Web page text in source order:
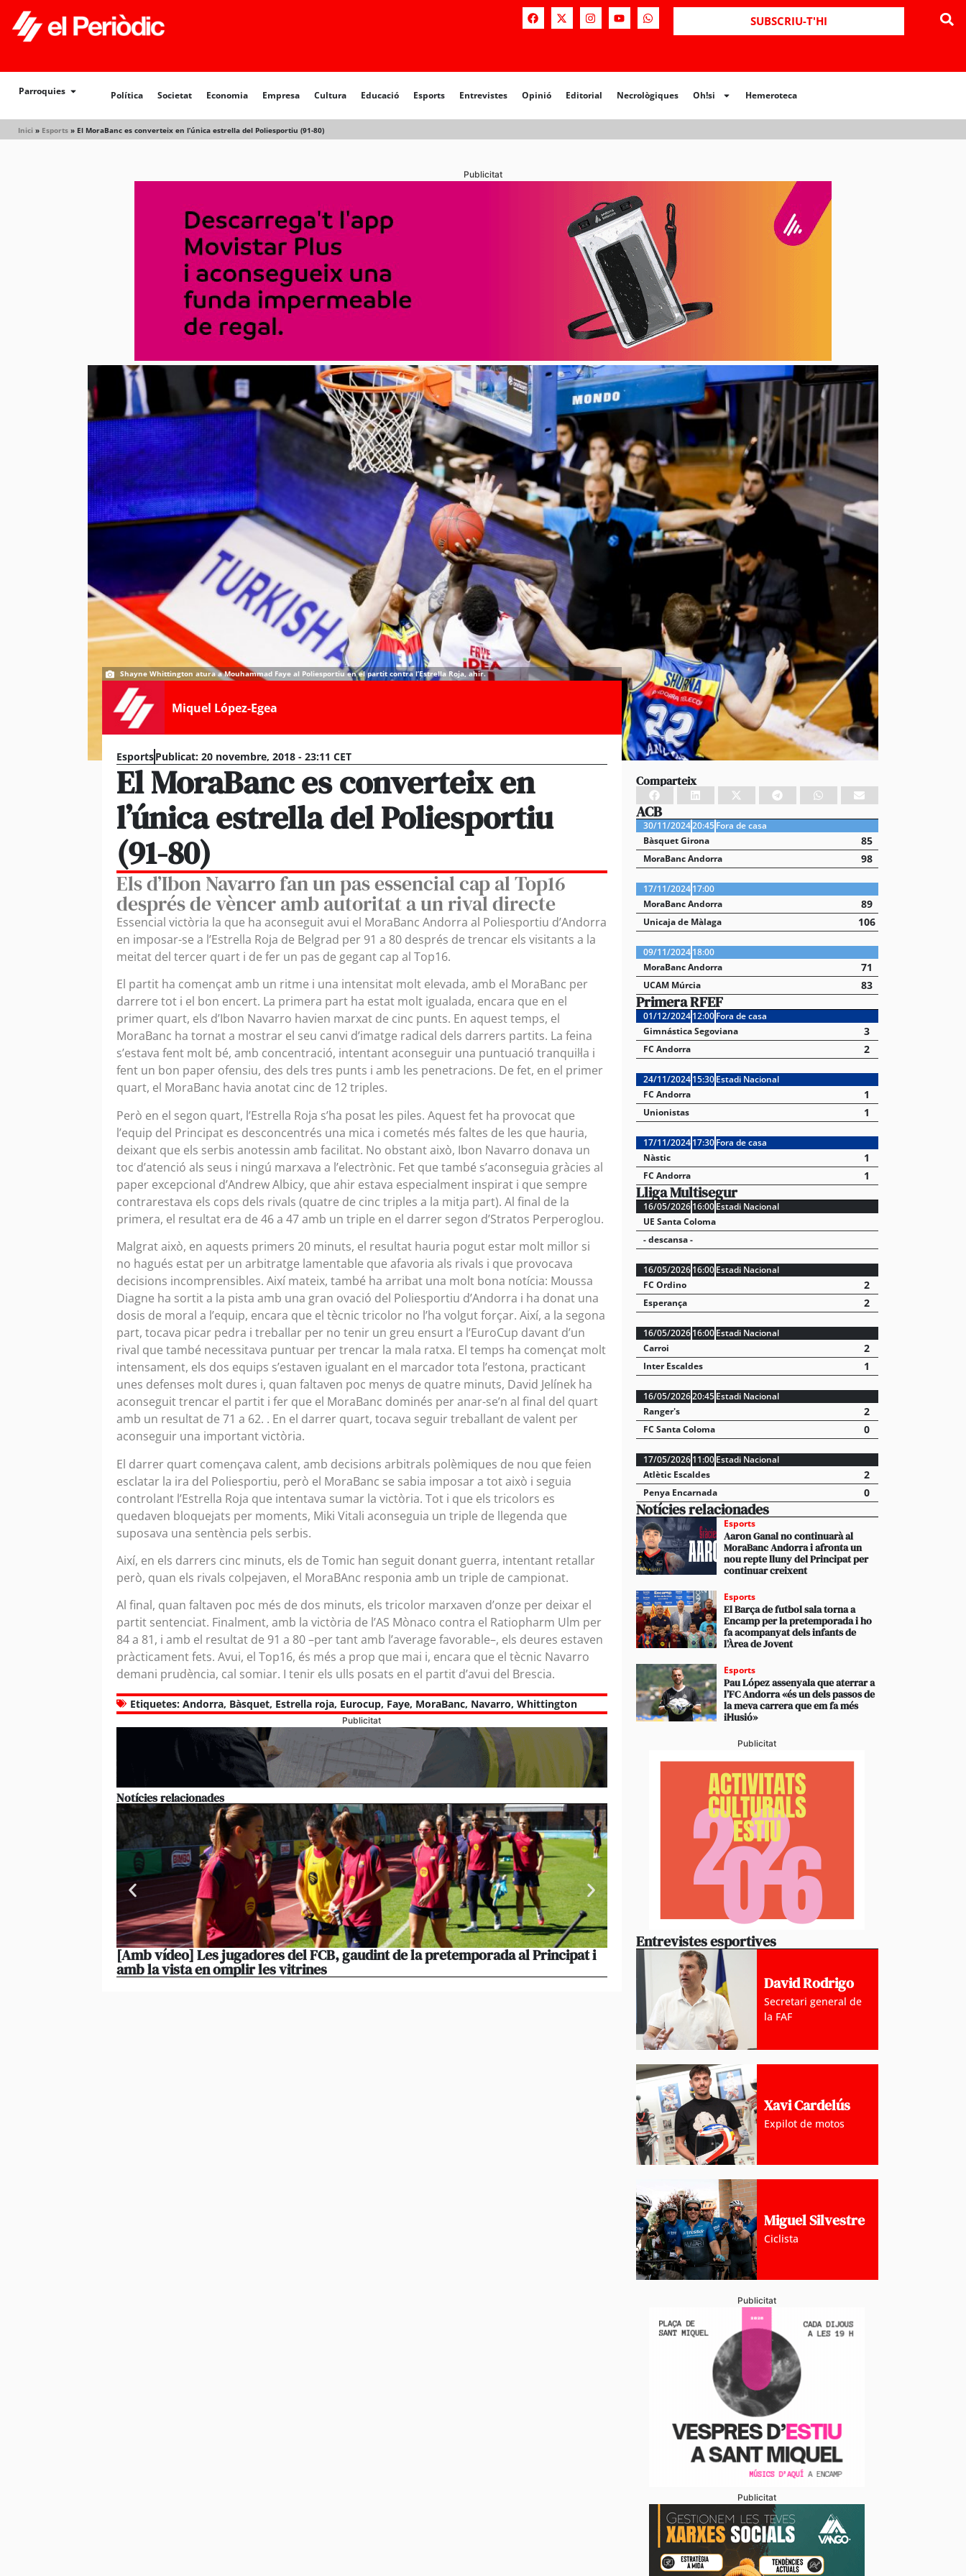
SUBSCRIU-T'HI
Parroquies Política Societat Economia Empresa Cultura Educació Esports Entrevistes Opinió Editorial Necrològiques Oh!si Hemeroteca
Inici » Esports » El MoraBanc es converteix en l’única estrella del Poliesportiu (91-80)
Política Societat Opinió Editorial Necrològiques Hemeroteca
Publicitat
Shayne Whittington atura a Mouhammad Faye al Poliesportiu en el partit contra l’Estrella Roja, ahir.
Miquel López-Egea
EsportsPublicat: 20 novembre, 2018 - 23:11 CET
El MoraBanc es converteix en
l’única estrella del Poliesportiu
(91-80)
Els d’Ibon Navarro fan un pas essencial cap al Top16
després de vèncer amb autoritat a un rival directe
Essencial victòria la que ha aconseguit avui el MoraBanc Andorra al Poliesportiu d’Andorra
en imposar-se a l’Estrella Roja de Belgrad per 91 a 80 després de trencar els visitants a la
meitat del tercer quart i de fer un pas de gegant cap al Top16.
El partit ha començat amb un ritme i una intensitat molt elevada, amb el MoraBanc per
darrere tot i el bon encert. La primera part ha estat molt igualada, encara que en el
primer quart, els d’Ibon Navarro havien marxat de cinc punts. En aquest temps, el
MoraBanc ha tornat a mostrar el seu canvi d’imatge radical dels darrers partits. La feina
s’estava fent molt bé, amb concentració, intentant aconseguir una puntuació tranquil·la i
fent un bon paper ofensiu, des dels tres punts i amb les penetracions. De fet, en el primer
quart, el MoraBanc havia anotat cinc de 12 triples.
Però en el segon quart, l’Estrella Roja s’ha posat les piles. Aquest fet ha provocat que
l’equip del Principat es desconcentrés una mica i cometés més faltes de les que hauria,
deixant que els serbis anotessin amb facilitat. No obstant això, Ibon Navarro donava un
toc d’atenció als seus i ningú marxava a l’electrònic. Fet que també s’aconseguia gràcies al
paper excepcional d’Andrew Albicy, que ahir estava especialment inspirat i que sempre
contrarestava els cops dels rivals (quatre de cinc triples a la mitja part). Al final de la
primera, el resultat era de 46 a 47 amb un triple en el darrer segon d’Stratos Perperoglou.
Malgrat això, en aquests primers 20 minuts, el resultat hauria pogut estar molt millor si
no hagués estat per un arbitratge lamentable que afavoria als rivals i que provocava
decisions incomprensibles. Així mateix, també ha arribat una molt bona notícia: Moussa
Diagne ha sortit a la pista amb una gran ovació del Poliesportiu d’Andorra i ha donat una
dosis de moral a l’equip, encara que el tècnic tricolor no l’ha volgut forçar. Així, a la segona
part, tocava picar pedra i treballar per no tenir un greu ensurt a l’EuroCup davant d’un
rival que també necessitava puntuar per trencar la mala ratxa. El temps ha començat molt
intensament, els dos equips s’estaven igualant en el marcador tota l’estona, practicant
unes defenses molt dures i, quan faltaven poc menys de quatre minuts, David Jelínek ha
aconseguit trencar el partit i fer que el MoraBanc dominés per anar-se’n al final del quart
amb un resultat de 71 a 62. . En el darrer quart, tocava seguir treballant de valent per
aconseguir una important victòria.
El darrer quart començava calent, amb decisions arbitrals polèmiques de nou que feien
esclatar la ira del Poliesportiu, però el MoraBanc se sabia imposar a tot això i seguia
controlant l’Estrella Roja que intentava sumar la victòria. Tot i que els tricolors es
quedaven bloquejats per moments, Miki Vitali aconseguia un triple de llegenda que
suposava una sentència pels serbis.
Així, en els darrers cinc minuts, els de Tomic han seguit donant guerra, intentant retallar
però, quan els rivals colpejaven, el MoraBAnc responia amb un triple de campionat.
Al final, quan faltaven poc més de dos minuts, els tricolor marxaven d’onze per deixar el
partit sentenciat. Finalment, amb la victòria de l’AS Mònaco contra el Ratiopharm Ulm per
84 a 81, i amb el resultat de 91 a 80 –per tant amb l’average favorable–, els deures estaven
pràcticament fets. Avui, el Top16, és més a prop que mai i, encara que el tècnic Navarro
demani prudència, cal somiar. I tenir els ulls posats en el partit d’avui del Brescia.
Etiquetes: Andorra, Bàsquet, Estrella roja, Eurocup, Faye, MoraBanc, Navarro, Whittington
Publicitat
Notícies relacionades
[Amb vídeo] Les jugadores del FCB, gaudint de la pretemporada al Principat i
amb la vista en omplir les vitrines
El cos d’ordre arresta dos turistes durant la nit de
dijous per agressió a les parelles
Comparteix
ACB
30/11/202420:45 Fora de casa
Bàsquet Girona
85
MoraBanc Andorra 98
17/11/2024 17:00
MoraBanc Andorra
89
Unicaja de Màlaga 106
09/11/2024 18:00
MoraBanc Andorra
71
UCAM Múrcia 83
Primera RFEF
01/12/2024 12:00 Fora de casa
Gimnástica Segoviana
3
FC Andorra 2
24/11/2024 15:30 Estadi Nacional
FC Andorra
1
Unionistas 1
17/11/2024 17:30 Fora de casa
Nàstic
1
FC Andorra 1
Lliga Multisegur
16/05/2026 16:00 Estadi Nacional
UE Santa Coloma
- descansa -
16/05/2026 16:00 Estadi Nacional
FC Ordino
2
Esperança 2
16/05/2026 16:00 Estadi Nacional
Carroi
2
Inter Escaldes 1
16/05/202620:45 Estadi Nacional
Ranger's
2
FC Santa Coloma 0
17/05/2026 11:00 Estadi Nacional
Atlètic Escaldes
2
Penya Encarnada 0
Notícies relacionades
Esports
Aaron Ganal no continuarà al
MoraBanc Andorra i afronta un
nou repte lluny del Principat per
continuar creixent
Esports
El Barça de futbol sala torna a
Encamp per la pretemporada i ho
fa acompanyat dels infants de
l’Àrea de Jovent
Esports
Pau López assenyala que aterrar a
l’FC Andorra «és un dels passos de
la meva carrera que em fa més
il·lusió»
Publicitat
Entrevistes esportives
David Rodrigo
Secretari general de
la FAF
Xavi Cardelús
Expilot de motos
Miguel Silvestre
Ciclista
Publicitat
Publicitat